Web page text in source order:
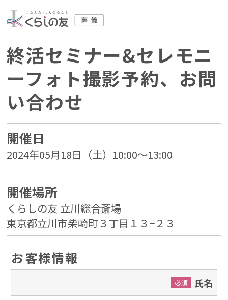
終活セミナー&セレモニ
ーフォト撮影予約、お問
い合わせ
開催日
2024年05月18日（土）10:00～13:00
開催場所
くらしの友 立川総合斎場
東京都立川市柴崎町３丁目１３−２３
お客様情報
氏名
必須